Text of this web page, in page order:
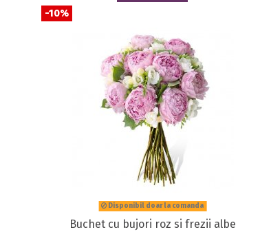
-10%
Disponibil doar la comanda
Buchet cu bujori roz si frezii albe